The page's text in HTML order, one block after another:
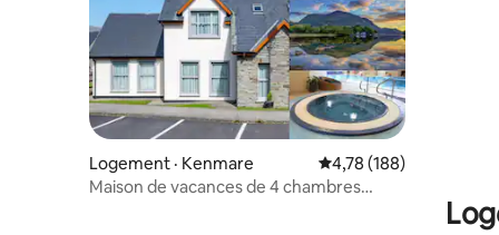
Logement · Kenmare Note moyenne de 4,78
4,78 (188)
Maison de vacances de 4 chambres